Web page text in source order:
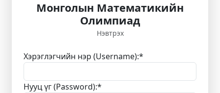
Монголын Математикийн
Олимпиад
Нэвтрэх
Хэрэглэгчийн нэр (Username):*
Нууц үг (Password):*